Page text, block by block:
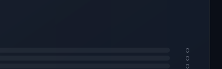
0
0
0